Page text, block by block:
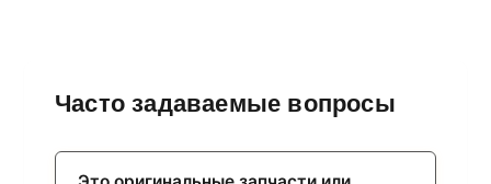
Часто задаваемые вопросы